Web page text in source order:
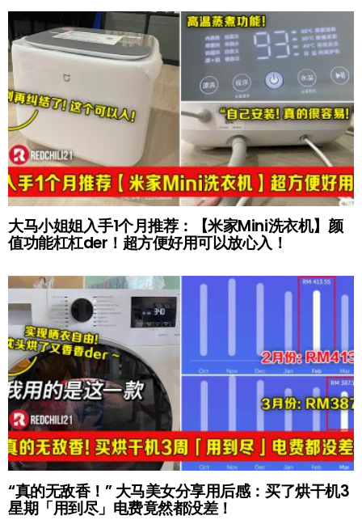
大马小姐姐入手1个月推荐：【米家Mini洗衣机】颜
值功能杠杠der！超方便好用可以放心入！
“真的无敌香！” 大马美女分享用后感：买了烘干机3
星期「用到尽」电费竟然都没差！